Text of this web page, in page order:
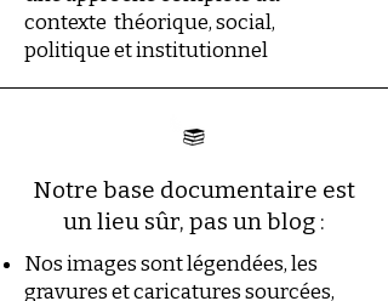
contexte théorique, social,
politique et institutionnel
Notre base documentaire est
un lieu sûr, pas un blog :
Nos images sont légendées, les
gravures et caricatures sourcées,